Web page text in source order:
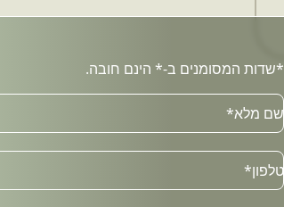
*שדות המסומנים ב-* הינם חובה.
שם מלא*
טלפון*